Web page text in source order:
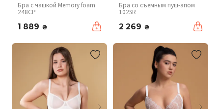
Бра с чашкой Memory foam
248CP
1 889 ₴
Бра со съемным пуш-апом
102SR
2 269 ₴